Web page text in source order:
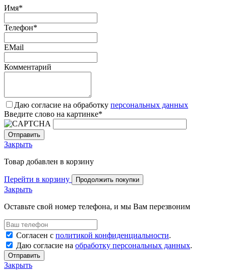
Имя*
Телефон*
EMail
Комментарий
Даю согласие на обработку персональных данных
Введите слово на картинке*
Закрыть
Товар добавлен в корзину
Перейти в корзину Продолжить покупки
Закрыть
Оставьте свой номер телефона, и мы Вам перезвоним
Согласен с политикой конфиденциальности.
Даю согласие на обработку персональных данных.
Отправить
Закрыть